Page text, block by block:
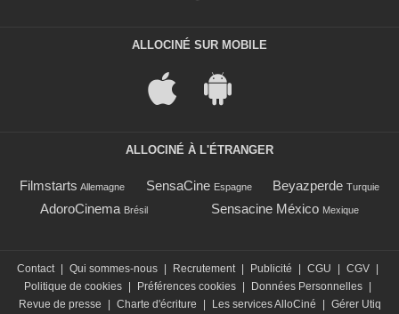
ALLOCINÉ SUR MOBILE
ALLOCINÉ À L'ÉTRANGER
Filmstarts Allemagne SensaCine Espagne Beyazperde Turquie
AdoroCinema Brésil Sensacine México Mexique
Contact Qui sommes-nous Recrutement Publicité CGU CGV
Politique de cookies
Préférences cookies Données Personnelles
Revue de presse
Charte d'écriture Les services AlloCiné Gérer Utiq